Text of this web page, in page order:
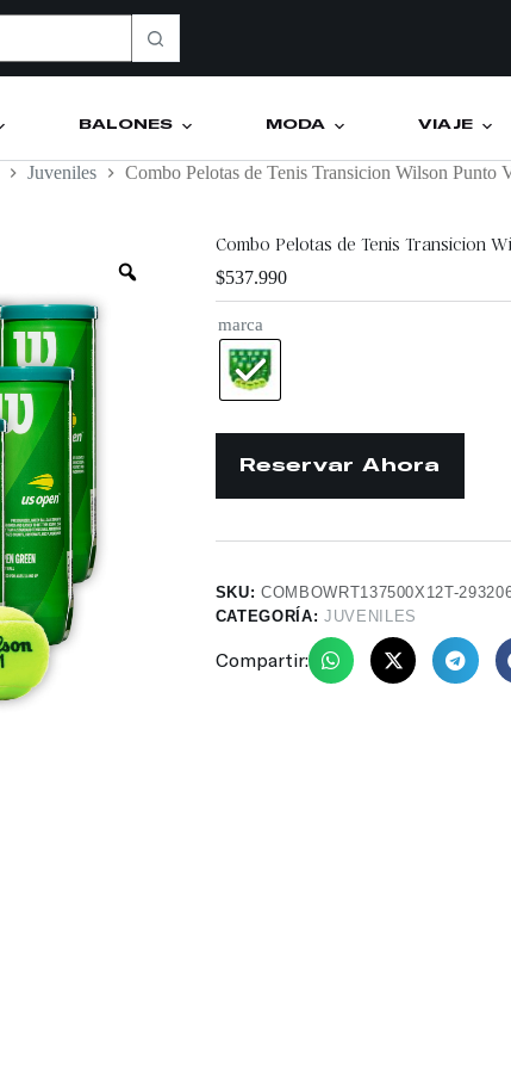
BALONES MODA VIAJE
Juveniles Combo Pelotas de Tenis Transicion Wilson Punto
Combo Pelotas de Tenis Transicion
$537.990
marca
SKU:COMBOWRT137500X12T-
CATEGORÍA: JUVENILES
Compartir: